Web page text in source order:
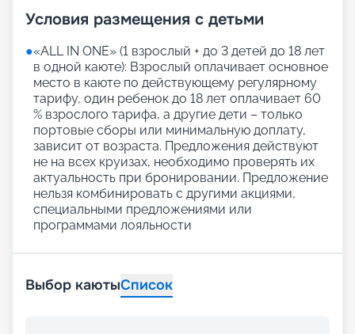
Условия размещения с детьми
●«АLL IN ONE» (1 взрослый + до 3 детей до 18 лет
в одной каюте): Взрослый оплачивает основное
место в каюте по действующему регулярному
тарифу, один ребенок до 18 лет оплачивает 60
% взрослого тарифа, а другие дети – только
портовые сборы или минимальную доплату,
зависит от возраста. Предложения действуют
не на всех круизах, необходимо проверять их
актуальность при бронировании. Предложение
нельзя комбинировать с другими акциями,
специальными предложениями или
программами лояльности
Выбор каютыСписок